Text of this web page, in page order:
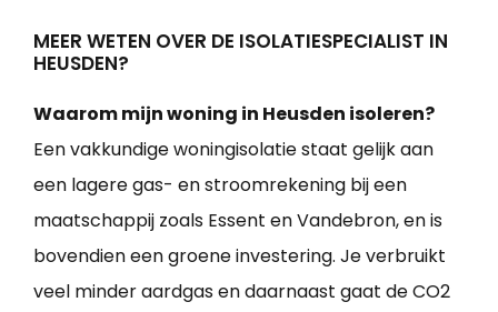
MEER WETEN OVER DE ISOLATIESPECIALIST IN
HEUSDEN?
Waarom mijn woning in Heusden isoleren?
Een vakkundige woningisolatie staat gelijk aan
een lagere gas- en stroomrekening bij een
maatschappij zoals Essent en Vandebron, en is
bovendien een groene investering. Je verbruikt
veel minder aardgas en daarnaast gaat de CO2